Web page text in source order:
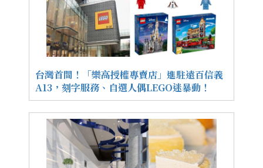
台灣首間！「樂高授權專賣店」進駐遠百信義
A13，刻字服務、自選人偶LEGO迷暴動！